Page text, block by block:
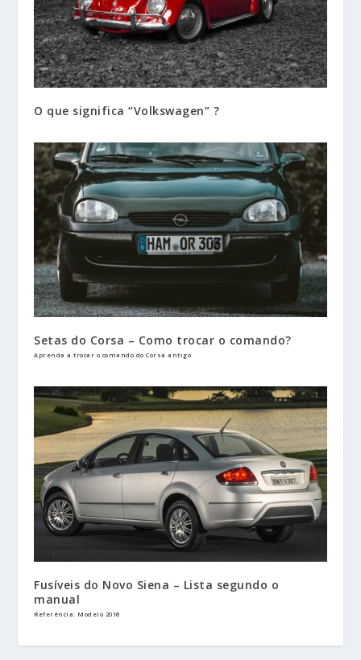
O que significa “Volkswagen” ?
Setas do Corsa – Como trocar o comando?
Aprenda a trocar o comando do Corsa antigo
Fusíveis do Novo Siena – Lista segundo o
manual
Referência: Modelo 2016